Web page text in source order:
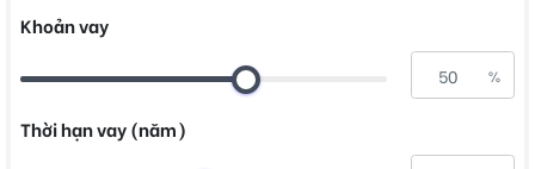
Khoản vay
%
Thời hạn vay (năm)